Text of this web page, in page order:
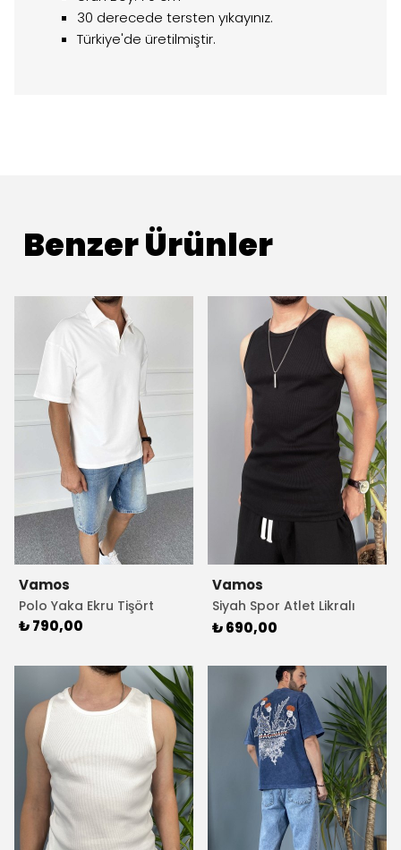
30 derecede tersten yıkayınız.
Türkiye'de üretilmiştir.
Benzer Ürünler
Vamos
Polo Yaka Ekru Tişört
₺ 790,00
Vamos
Siyah Spor Atlet Likralı
Sporcu Atleti
₺ 690,00